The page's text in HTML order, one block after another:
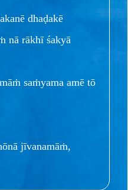
dhaḍakē
nā rākhī śakyā
saṁyama amē tō
jīvanamāṁ,